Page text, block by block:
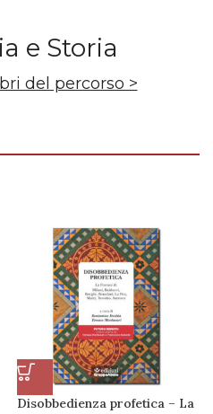
e Storia
del percorso >
Disobbedienza profetica – La